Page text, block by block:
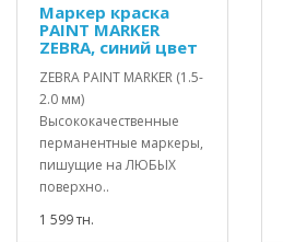
Маркер краска
PAINT MARKER
ZEBRA, синий цвет
ZEBRA PAINT MARKER (1.5-
2.0 мм)
Высококачественные
перманентные маркеры,
пишущие на ЛЮБЫХ
поверхно..
1 599 тн.